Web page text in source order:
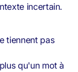
incertain.
tiennent pas
qu'un mot à